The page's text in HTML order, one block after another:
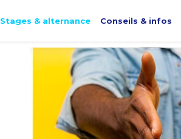
Stages & alternance Conseils & infos